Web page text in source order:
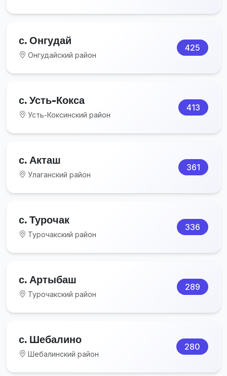
с. Онгудай
Онгудайский район
425
с. Усть-Кокса
Усть-Коксинский район
413
с. Акташ
Улаганский район
361
с. Турочак
Турочакский район
336
с. Артыбаш
Турочакский район
289
с. Шебалино
Шебалинский район
280